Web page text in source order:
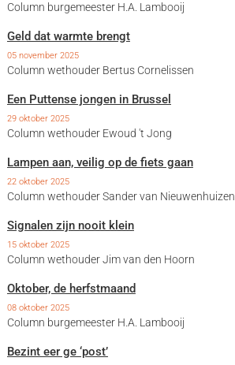
Column burgemeester H.A. Lambooij
Geld dat warmte brengt
05 november 2025
Column wethouder Bertus Cornelissen
Een Puttense jongen in Brussel
29 oktober 2025
Column wethouder Ewoud 't Jong
Lampen aan, veilig op de fiets gaan
22 oktober 2025
Column wethouder Sander van Nieuwenhuizen
Signalen zijn nooit klein
15 oktober 2025
Column wethouder Jim van den Hoorn
Oktober, de herfstmaand
08 oktober 2025
Column burgemeester H.A. Lambooij
Bezint eer ge ‘post’